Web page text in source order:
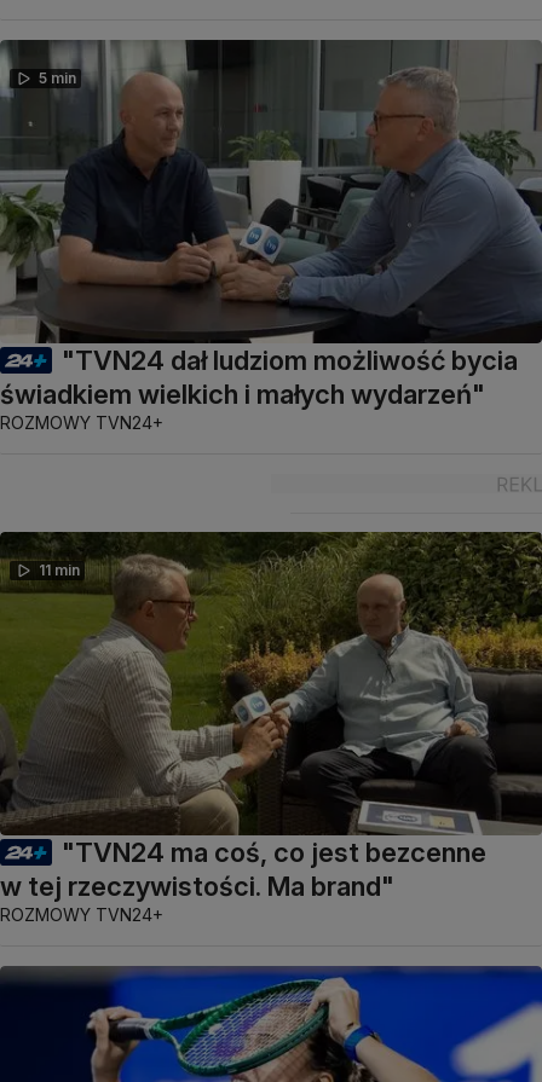
5 min
"TVN24 dał ludziom możliwość bycia
świadkiem wielkich i małych wydarzeń"
ROZMOWY TVN24+
11 min
"TVN24 ma coś, co jest bezcenne
w tej rzeczywistości. Ma brand"
ROZMOWY TVN24+